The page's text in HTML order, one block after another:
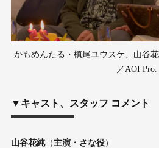
かもめんたる・槙尾ユウスケ、山谷
／AOI Pro.
▼キャスト、スタッフ コメント
山谷花純（ 主演・さな役）